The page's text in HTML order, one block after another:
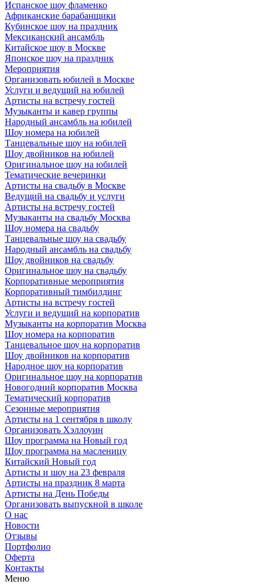
Испанское шоу фламенко
Африканские барабанщики
Кубинское шоу на праздник
Мексиканский ансамбль
Китайское шоу в Москве
Японское шоу на праздник
Мероприятия
Организовать юбилей в Москве
Услуги и ведущий на юбилей
Артисты на встречу гостей
Музыканты и кавер группы
Народный ансамбль на юбилей
Шоу номера на юбилей
Танцевальные шоу на юбилей
Шоу двойников на юбилей
Оригинальное шоу на юбилей
Тематические вечеринки
Артисты на свадьбу в Москве
Ведущий на свадьбу и услуги
Артисты на встречу гостей
Музыканты на свадьбу Москва
Шоу номера на свадьбу
Танцевальные шоу на свадьбу
Народный ансамбль на свадьбу
Шоу двойников на свадьбу
Оригинальное шоу на свадьбу
Корпоративные мероприятия
Корпоративный тимбилдинг
Артисты на встречу гостей
Услуги и ведущий на корпоратив
Музыканты на корпоратив Москва
Шоу номера на корпоратив
Танцевальное шоу на корпоратив
Шоу двойников на корпоратив
Народное шоу на корпоратив
Оригинальное шоу на корпоратив
Новогодний корпоратив Москва
Тематический корпоратив
Сезонные мероприятия
Артисты на 1 сентября в школу
Организовать Хэллоуин
Шоу программа на Новый год
Шоу программа на масленицу
Китайский Новый год
Артисты и шоу на 23 февраля
Артисты на праздник 8 марта
Артисты на День Победы
Организовать выпускной в школе
О нас
Новости
Отзывы
Портфолио
Оферта
Контакты
Меню